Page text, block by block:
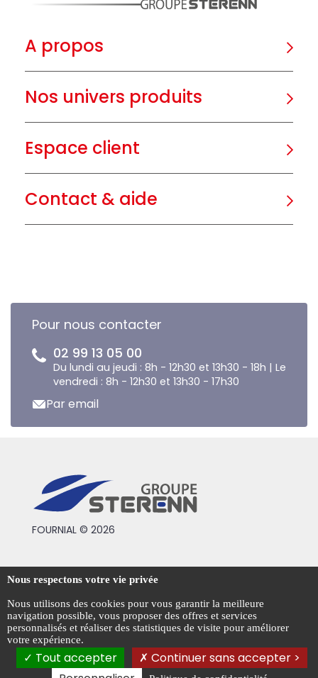
A propos
Nos univers produits
Espace client
Contact & aide
Pour nous contacter
02 99 13 05 00
Du lundi au jeudi : 8h - 12h30 et 13h30 - 18h | Le
vendredi : 8h - 12h30 et 13h30 - 17h30
Par email
FOURNIAL © 2026
Conditions générales de vente
Mentions légales
Politique de confidentialité
Gestion des cookies
Nous respectons votre vie privée
Nous utilisons des cookies pour vous garantir la meilleure
navigation possible, vous proposer des offres et services
personnalisés et réaliser des statistiques de visite pour améliorer
votre expérience.
Tout accepter
Continuer sans accepter >